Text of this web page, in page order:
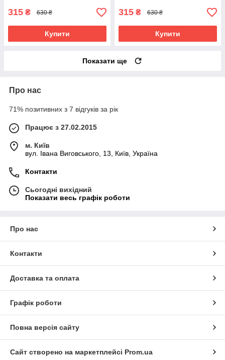
315 ₴ 630 ₴
Купити
315 ₴ 630 ₴
Купити
Показати ще
Про нас
71% позитивних з 7 відгуків за рік
Працює з 27.02.2015
м. Київ
вул. Івана Виговського, 13, Київ, Україна
Контакти
Сьогодні вихідний
Показати весь графік роботи
Про нас
Контакти
Доставка та оплата
Графік роботи
Повна версія сайту
Сайт створено на маркетплейсі Prom.ua